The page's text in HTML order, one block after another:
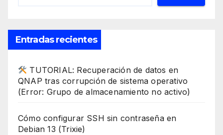
Entradas recientes
TUTORIAL: Recuperación de datos en
QNAP tras corrupción de sistema operativo
(Error: Grupo de almacenamiento no activo)
Cómo configurar SSH sin contraseña en
Debian 13 (Trixie)